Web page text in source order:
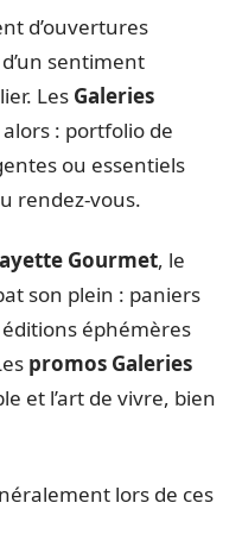
d’ouvertures
sentiment
Les Galeries
alors : portfolio de
ou essentiels
rendez-vous.
Gourmet, le
son plein : paniers
éphémères
promos Galeries
et l’art de vivre, bien
lors de ces